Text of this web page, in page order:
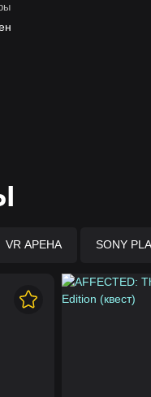
VR АРЕНА SONY